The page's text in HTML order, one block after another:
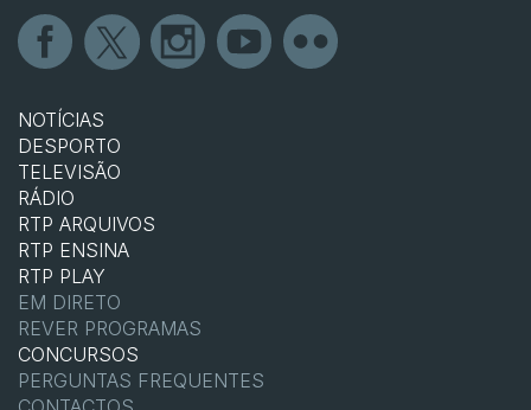
ESL One New York | Dia 3 – A Grande Final
está definida
COUNTER-STRIKE